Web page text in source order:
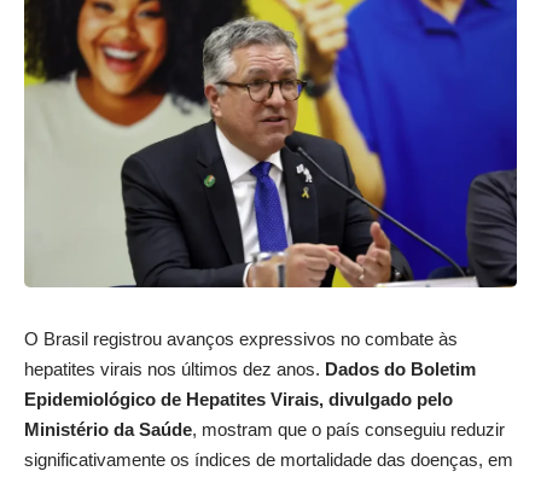
O Brasil registrou avanços expressivos no combate às
hepatites virais nos últimos dez anos. Dados do Boletim
Epidemiológico de Hepatites Virais, divulgado pelo
Ministério da Saúde, mostram que o país conseguiu reduzir
significativamente os índices de mortalidade das doenças, em